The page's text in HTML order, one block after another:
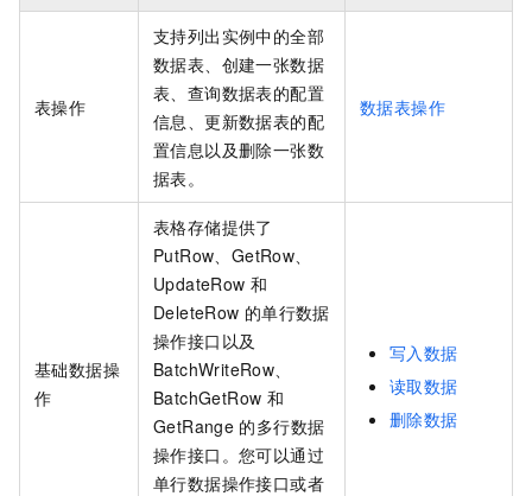
表操作
支持列出实例中的全部
数据表、创建一张数据
表、查询数据表的配置
信息、更新数据表的配
置信息以及删除一张数
据表。
数据表操作
基础数据操
作
表格存储提供了
PutRow、GetRow、
UpdateRow 和
DeleteRow 的单行数据
操作接口以及
BatchWriteRow、
BatchGetRow 和
GetRange 的多行数据
操作接口。您可以通过
单行数据操作接口或者
写入数据
读取数据
删除数据